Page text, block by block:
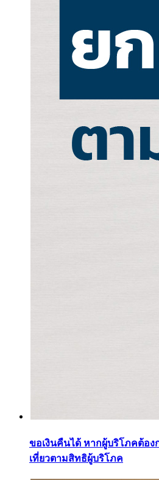
ขอเงินคืนได้ หากผู้บริโภคต้อง
เที่ยวตามสิทธิผู้บริโภค